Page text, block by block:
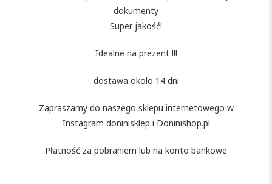
dokumenty
Super jakość!
Idealne na prezent !!!
dostawa okolo 14 dni
Zapraszamy do naszego sklepu internetowego w
Instagram doninisklep i Doninishop.pl
Płatność za pobraniem lub na konto bankowe